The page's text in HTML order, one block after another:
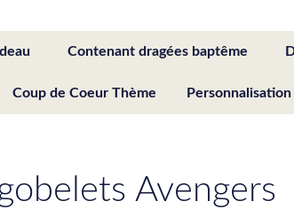
Contenant dragées baptême
Coup de Coeur Thème Personnalisation
Avengers